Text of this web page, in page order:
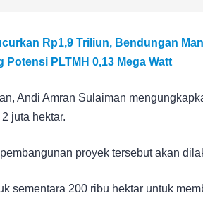
Rp1,9 Triliun, Bendungan
Potensi PLTMH 0,13 Mega Watt
Andi Amran Sulaiman
juta hektar.
proyek tersebut akan
sementara 200 ribu hektar untuk